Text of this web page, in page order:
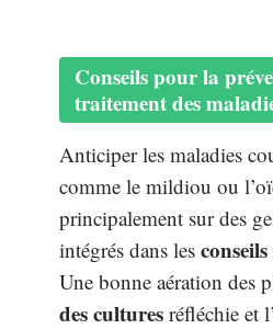
Conseils pour la
traitement des
Anticiper les maladies
comme le mildiou ou
principalement sur des
intégrés dans les
Une bonne aération des
des cultures réfléchie et